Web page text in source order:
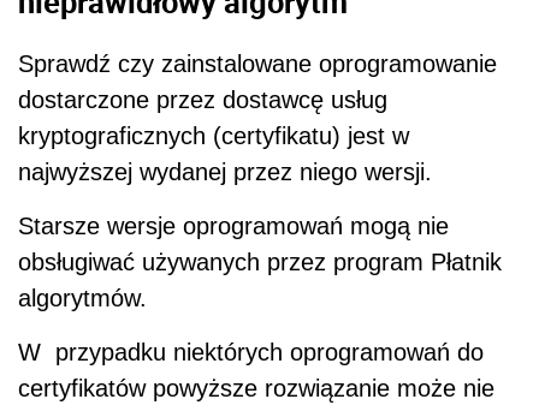
Sprawdź czy zainstalowane oprogramowanie
dostarczone przez dostawcę usług
kryptograficznych (certyfikatu) jest w
najwyższej wydanej przez niego wersji.
Starsze wersje oprogramowań mogą nie
obsługiwać używanych przez program Płatnik
algorytmów.
W przypadku niektórych oprogramowań do
certyfikatów powyższe rozwiązanie może nie